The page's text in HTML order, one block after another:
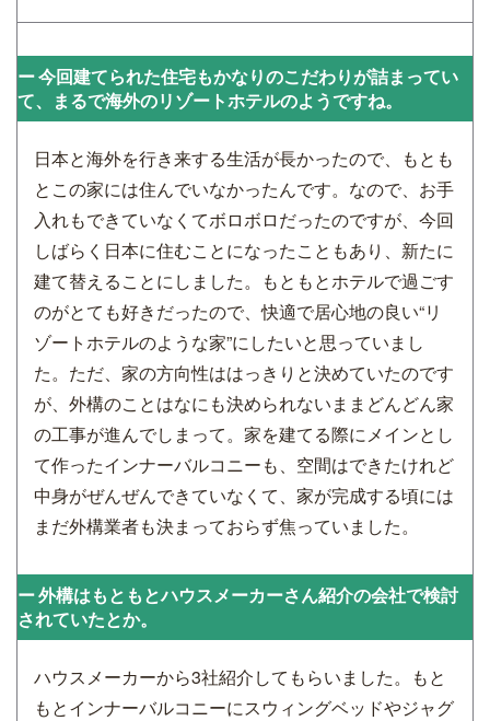
今回建てられた住宅もかなりのこだわりが詰まってい
て、まるで海外のリゾートホテルのようですね。
日本と海外を行き来する生活が長かったので、もとも
とこの家には住んでいなかったんです。なので、お手
入れもできていなくてボロボロだったのですが、今回
しばらく日本に住むことになったこともあり、新たに
建て替えることにしました。もともとホテルで過ごす
のがとても好きだったので、快適で居心地の良い“リ
ゾートホテルのような家”にしたいと思っていまし
た。ただ、家の方向性ははっきりと決めていたのです
が、外構のことはなにも決められないままどんどん家
の工事が進んでしまって。家を建てる際にメインとし
て作ったインナーバルコニーも、空間はできたけれど
中身がぜんぜんできていなくて、家が完成する頃には
まだ外構業者も決まっておらず焦っていました。
外構はもともとハウスメーカーさん紹介の会社で検討
されていたとか。
ハウスメーカーから3社紹介してもらいました。もと
もとインナーバルコニーにスウィングベッドやジャグ